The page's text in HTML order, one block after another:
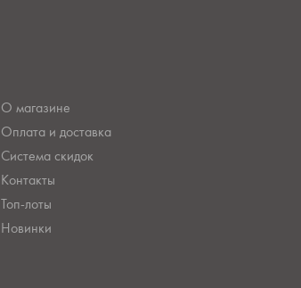
О магазине
Оплата и доставка
Система скидок
Контакты
Топ-лоты
Новинки